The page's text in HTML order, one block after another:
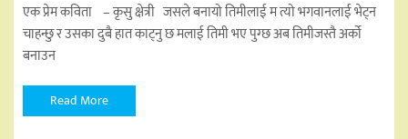
एक प्रेम कविता – कृसु क्षेत्री जसले बनायो तिमीलाई म त्यो भगवानलाई भेट्न
चाहन्छु र उसका दुबै हात काट्नु छ मलाई तिमी भए पुग्छ अब तिमीजस्तै अर्को
बनाउन
Read More